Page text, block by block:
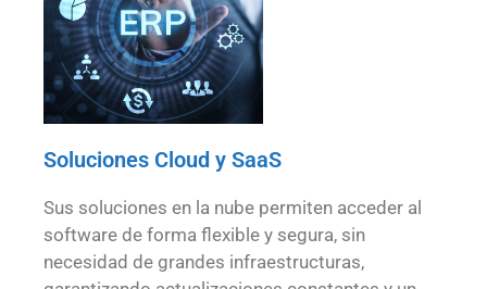
Soluciones Cloud y SaaS
Sus soluciones en la nube permiten acceder al
software de forma flexible y segura, sin
necesidad de grandes infraestructuras,